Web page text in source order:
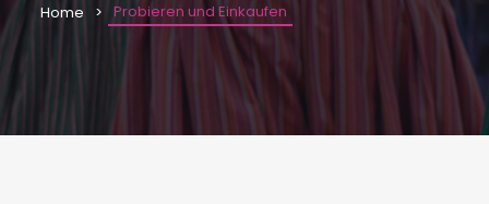
Home Probieren und Einkaufen